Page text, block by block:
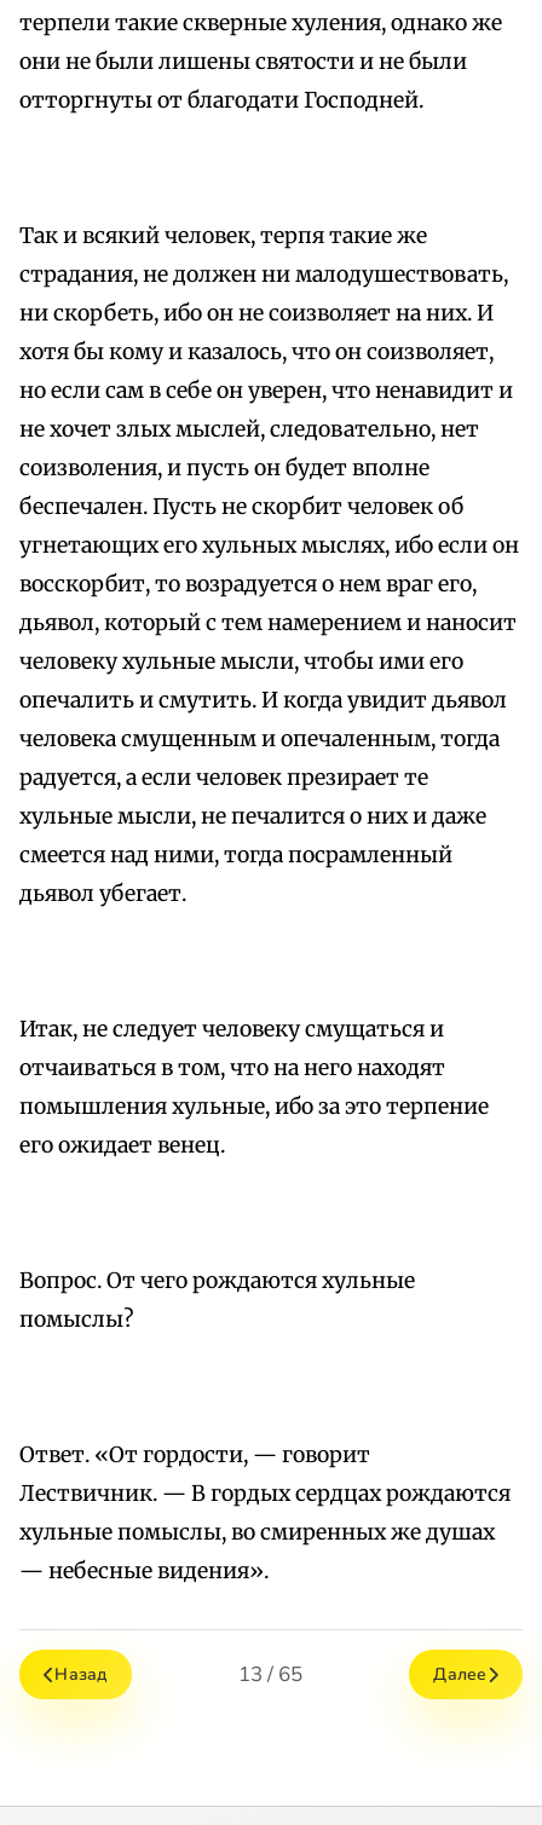
терпели такие скверные хуления, однако же
они не были лишены святости и не были
отторгнуты от благодати Господней.
Так и всякий человек, терпя такие же
страдания, не должен ни малодушествовать,
ни скорбеть, ибо он не соизволяет на них. И
хотя бы кому и казалось, что он соизволяет,
но если сам в себе он уверен, что ненавидит и
не хочет злых мыслей, следовательно, нет
соизволения, и пусть он будет вполне
беспечален. Пусть не скорбит человек об
угнетающих его хульных мыслях, ибо если он
восскорбит, то возрадуется о нем враг его,
дьявол, который с тем намерением и наносит
человеку хульные мысли, чтобы ими его
опечалить и смутить. И когда увидит дьявол
человека смущенным и опечаленным, тогда
радуется, а если человек презирает те
хульные мысли, не печалится о них и даже
смеется над ними, тогда посрамленный
дьявол убегает.
Итак, не следует человеку смущаться и
отчаиваться в том, что на него находят
помышления хульные, ибо за это терпение
его ожидает венец.
Вопрос. От чего рождаются хульные
помыслы?
Ответ. «От гордости, — говорит
Лествичник. — В гордых сердцах рождаются
хульные помыслы, во смиренных же душах
— небесные видения».
Назад 13 / 65 Далее